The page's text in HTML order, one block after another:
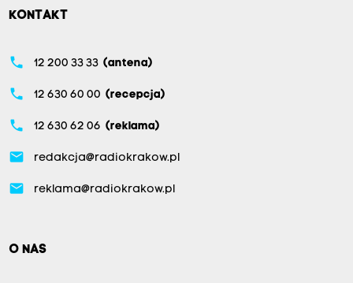
KONTAKT
phone 12 200 33 33 (antena)
phone 12 630 60 00 (recepcja)
phone 12 630 62 06 (reklama)
email redakcja@radiokrakow.pl
email reklama@radiokrakow.pl
O NAS